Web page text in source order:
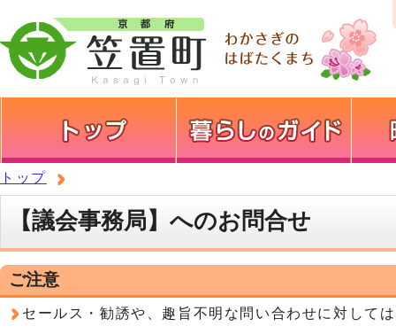
トップ
【議会事務局】へのお問合せ
ご注意
セールス・勧誘や、趣旨不明な問い合わせに対して